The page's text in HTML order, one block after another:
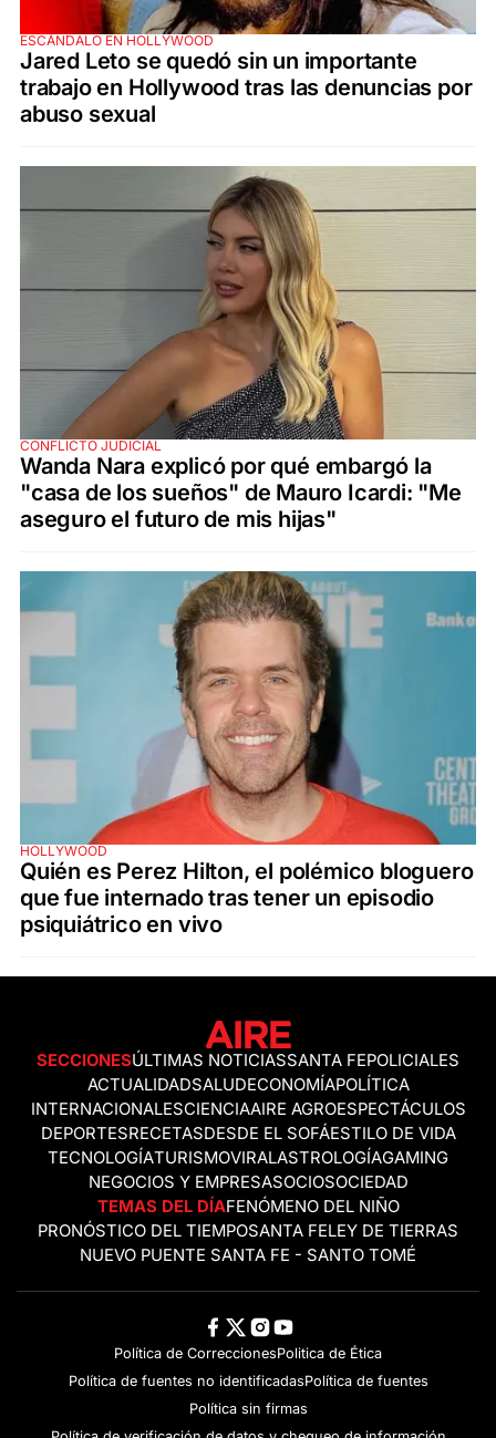
ESCÁNDALO EN HOLLYWOOD
Jared Leto se quedó sin un importante
trabajo en Hollywood tras las denuncias por
abuso sexual
CONFLICTO JUDICIAL
Wanda Nara explicó por qué embargó la
"casa de los sueños" de Mauro Icardi: "Me
aseguro el futuro de mis hijas"
HOLLYWOOD
Quién es Perez Hilton, el polémico bloguero
que fue internado tras tener un episodio
psiquiátrico en vivo
SECCIONESÚLTIMAS NOTICIASSANTA FEPOLICIALES
ACTUALIDADSALUDECONOMÍAPOLÍTICA
INTERNACIONALESCIENCIAAIRE AGROESPECTÁCULOS
DEPORTESRECETASDESDE EL SOFÁESTILO DE VIDA
TECNOLOGÍATURISMOVIRALASTROLOGÍAGAMING
NEGOCIOS Y EMPRESASOCIOSOCIEDAD
TEMAS DEL DÍAFENÓMENO DEL NIÑO
PRONÓSTICO DEL TIEMPOSANTA FELEY DE TIERRAS
NUEVO PUENTE SANTA FE - SANTO TOMÉ
Política de CorreccionesPolitica de Ética
Política de fuentes no identificadasPolítica de fuentes
Política sin firmas